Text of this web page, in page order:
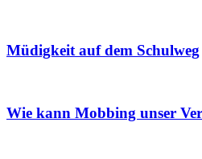
Müdigkeit auf dem Schulweg
Wie kann Mobbing unser